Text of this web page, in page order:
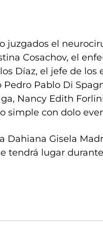
juzgados el
Cosachov, el
Díaz, el jefe de los
Pablo Di
Nancy Edith
simple con dolo
Dahiana Gisela
tendrá lugar